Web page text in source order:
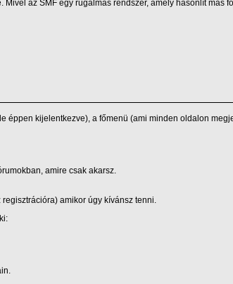
az SMF egy rugalmas rendszer, amely hasonlít más
éppen kijelentkezve), a főmenü (ami minden oldalon
amire csak akarsz.
amikor úgy kívánsz tenni.